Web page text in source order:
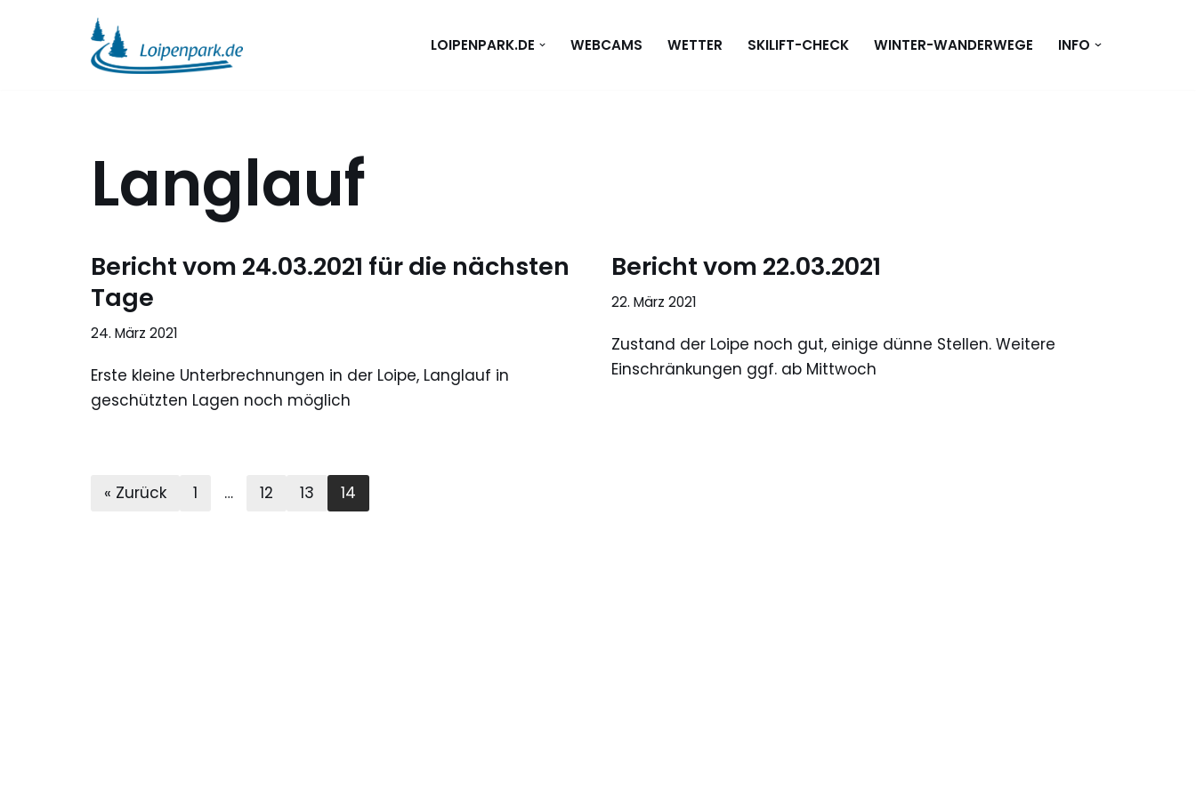
LOIPENPARK.DE WEBCAMS WETTER SKILIFT-CHECK WINTER-WANDERWEGE INFO
Langlauf
Bericht vom 24.03.2021 für die nächsten
Tage
24. März 2021
Erste kleine Unterbrechnungen in der Loipe, Langlauf in
geschützten Lagen noch möglich
Bericht vom 22.03.2021
22. März 2021
Zustand der Loipe noch gut, einige dünne Stellen. Weitere
Einschränkungen ggf. ab Mittwoch
« Zurück 1 … 12 13 14